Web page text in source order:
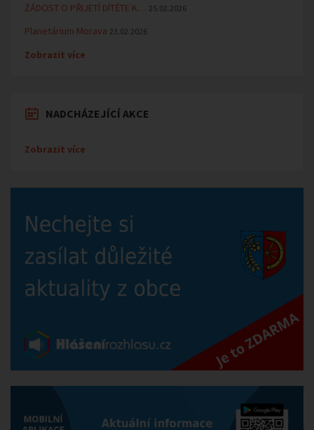
ŽÁDOST O PŘIJETÍ DÍTĚTE K… 25.02.2026
Planetárium Morava 23.02.2026
Zobrazit více
NADCHÁZEJÍCÍ AKCE
Zobrazit více